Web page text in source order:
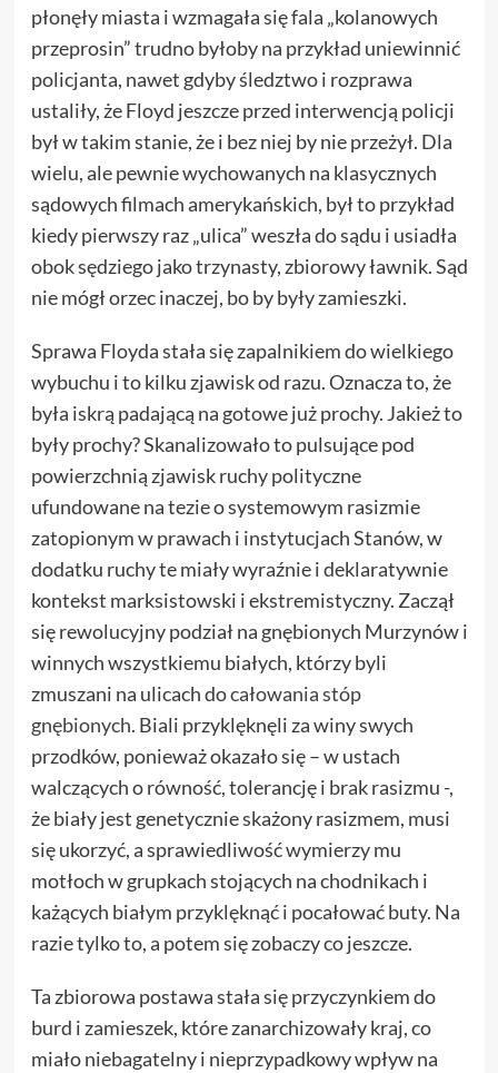
płonęły miasta i wzmagała się fala „kolanowych
przeprosin” trudno byłoby na przykład uniewinnić
policjanta, nawet gdyby śledztwo i rozprawa
ustaliły, że Floyd jeszcze przed interwencją policji
był w takim stanie, że i bez niej by nie przeżył. Dla
wielu, ale pewnie wychowanych na klasycznych
sądowych filmach amerykańskich, był to przykład
kiedy pierwszy raz „ulica” weszła do sądu i usiadła
obok sędziego jako trzynasty, zbiorowy ławnik. Sąd
nie mógł orzec inaczej, bo by były zamieszki.
Sprawa Floyda stała się zapalnikiem do wielkiego
wybuchu i to kilku zjawisk od razu. Oznacza to, że
była iskrą padającą na gotowe już prochy. Jakież to
były prochy? Skanalizowało to pulsujące pod
powierzchnią zjawisk ruchy polityczne
ufundowane na tezie o systemowym rasizmie
zatopionym w prawach i instytucjach Stanów, w
dodatku ruchy te miały wyraźnie i deklaratywnie
kontekst marksistowski i ekstremistyczny. Zaczął
się rewolucyjny podział na gnębionych Murzynów i
winnych wszystkiemu białych, którzy byli
zmuszani na ulicach docałowania stóp
gnębionych. Biali przyklęknęli za winy swych
przodków, ponieważ okazało się – w ustach
walczących o równość, tolerancję i brak rasizmu -,
że biały jest genetycznie skażony rasizmem, musi
się ukorzyć, a sprawiedliwość wymierzy mu
motłoch w grupkach stojących na chodnikach i
każących białym przyklęknąć i pocałować buty. Na
razie tylko to, a potem się zobaczy co jeszcze.
Ta zbiorowa postawa stała się przyczynkiem do
burd i zamieszek, które zanarchizowały kraj, co
miało niebagatelny i nieprzypadkowy wpływ na